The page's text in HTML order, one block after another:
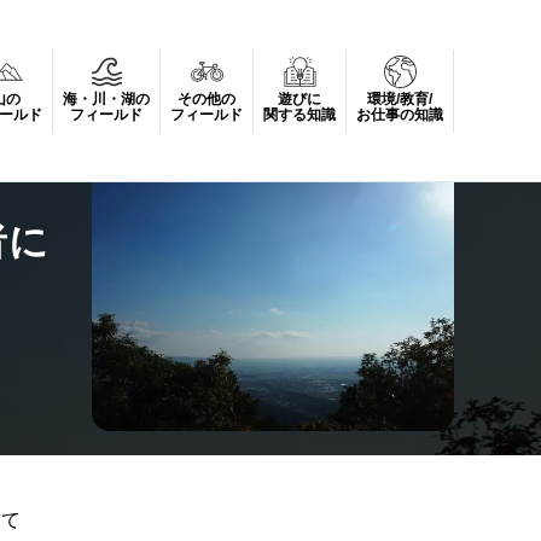
の
ルド
海・川・湖の
フィールド
その他の
フィールド
遊びに
関する知識
環境/教育/
お仕事の知識